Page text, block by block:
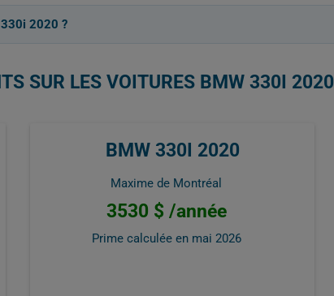
2020 ?
SUR LES VOITURES BMW 330I 2020
BMW 330I 2020
Maxime de Montréal
3530 $ /année
Prime calculée en mai 2026